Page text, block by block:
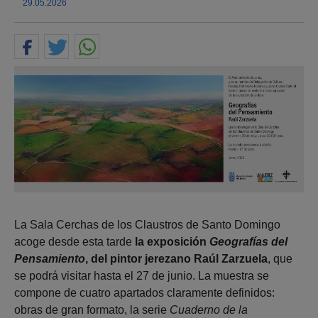
29.05.2026
La Sala Cerchas de los Claustros de Santo Domingo
acoge desde esta tarde la exposición Geografías del
Pensamiento, del pintor jerezano Raúl Zarzuela, que
se podrá visitar hasta el 27 de junio. La muestra se
compone de cuatro apartados claramente definidos:
obras de gran formato, la serie Cuaderno de la